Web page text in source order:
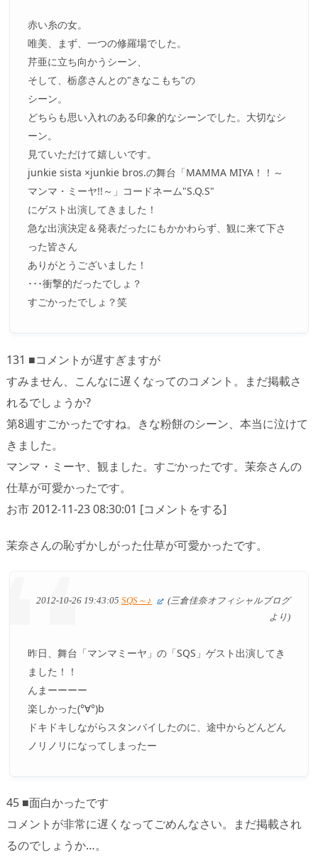
赤い糸の女。
唯美、まず、一つの修羅場でした。
芹亜に立ち向かうシーン、
そして、栃彦さんとの"きなこもち"の
シーン。
どちらも思い入れのある印象的なシーンでした。大切なシ
ーン。
見ていただけて嬉しいです。
junkie sista ×junkie bros.の舞台「MAMMA MIYA！！～
マンマ・ミーヤ!!～」コードネーム"S.Q.S"
にゲスト出演してきました！
急な出演決定＆発表だったにもかかわらず、観に来て下さ
った皆さん
ありがとうございました！
･･･衝撃的だったでしょ？
すごかったでしょ？笑
131 ■コメントが遅すぎますが
すみません、こんなに遅くなってのコメント。まだ掲載さ
れるでしょうか?
第8週すごかったですね。きな粉餅のシーン、本当に泣けて
きました。
マンマ・ミーヤ、観ました。すごかったです。茉奈さんの
仕草が可愛かったです。
お市 2012-11-23 08:30:01 [コメントをする]
茉奈さんの恥ずかしがった仕草が可愛かったです。
2012-10-26 19:43:05 SQS～♪
(三倉佳奈オフィシャルブログ
より)
昨日、舞台「マンマミーヤ」の「SQS」ゲスト出演してき
ました！！
んまーーーー
楽しかった(°∀°)b
ドキドキしながらスタンバイしたのに、途中からどんどん
ノリノリになってしまったー
45 ■面白かったです
コメントが非常に遅くなってごめんなさい。まだ掲載され
るのでしょうか…。